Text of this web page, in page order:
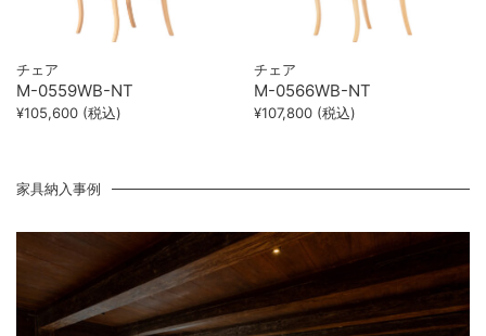
チェア
M-0559WB-NT
¥105,600 (税込)
チェア
M-0566WB-NT
¥107,800 (税込)
家具納入事例